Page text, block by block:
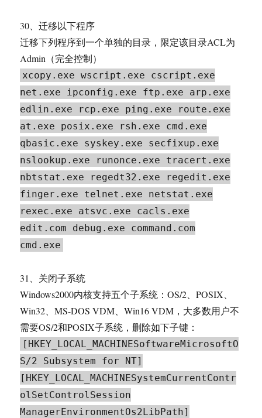
30、迁移以下程序
迁移下列程序到一个单独的目录，限定该目录ACL为
Admin（完全控制）
xcopy.exe wscript.exe cscript.exe
net.exe ipconfig.exe ftp.exe arp.exe
edlin.exe rcp.exe ping.exe route.exe
at.exe posix.exe rsh.exe cmd.exe
qbasic.exe syskey.exe secfixup.exe
nslookup.exe runonce.exe tracert.exe
nbtstat.exe regedt32.exe regedit.exe
finger.exe telnet.exe netstat.exe
rexec.exe atsvc.exe cacls.exe
edit.com debug.exe command.com
cmd.exe
31、关闭子系统
Windows2000内核支持五个子系统：OS/2、POSIX、
Win32、MS-DOS VDM、Win16 VDM，大多数用户不
需要OS/2和POSIX子系统，删除如下子键：
[HKEY_LOCAL_MACHINESoftwareMicrosoftO
S/2 Subsystem for NT]
[HKEY_LOCAL_MACHINESystemCurrentContr
olSetControlSession
ManagerEnvironmentOs2LibPath]